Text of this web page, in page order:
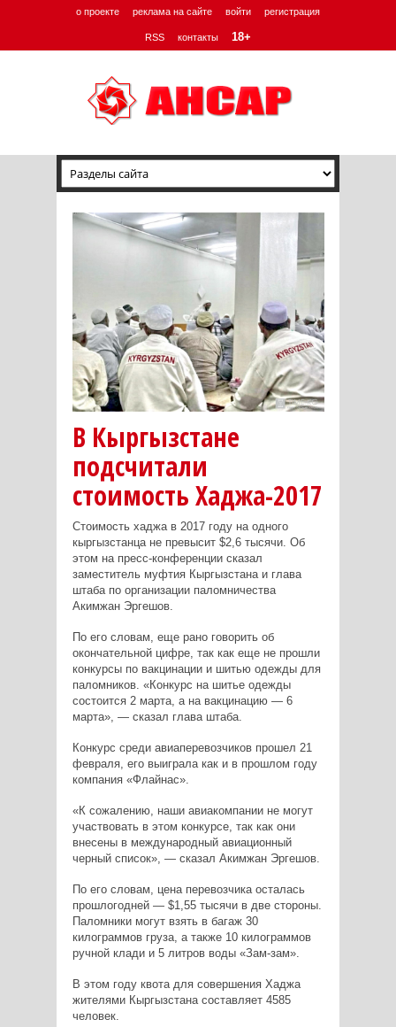
о проекте реклама на сайте войти регистрация
RSS контакты 18+
В Кыргызстане
подсчитали
стоимость Хаджа-2017
Стоимость хаджа в 2017 году на одного
кыргызстанца не превысит $2,6 тысячи. Об
этом на пресс-конференции сказал
заместитель муфтия Кыргызстана и глава
штаба по организации паломничества
Акимжан Эргешов.
По его словам, еще рано говорить об
окончательной цифре, так как еще не прошли
конкурсы по вакцинации и шитью одежды для
паломников. «Конкурс на шитье одежды
состоится 2 марта, а на вакцинацию — 6
марта», — сказал глава штаба.
Конкурс среди авиаперевозчиков прошел 21
февраля, его выиграла как и в прошлом году
компания «Флайнас».
«К сожалению, наши авиакомпании не могут
участвовать в этом конкурсе, так как они
внесены в международный авиационный
черный список», — сказал Акимжан Эргешов.
По его словам, цена перевозчика осталась
прошлогодней — $1,55 тысячи в две стороны.
Паломники могут взять в багаж 30
килограммов груза, а также 10 килограммов
ручной клади и 5 литров воды «Зам-зам».
В этом году квота для совершения Хаджа
жителями Кыргызстана составляет 4585
человек.